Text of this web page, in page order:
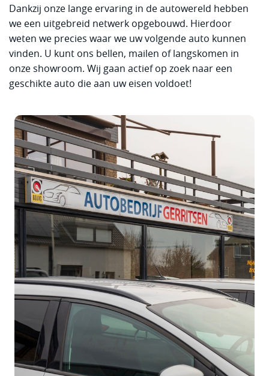
Dankzij onze lange ervaring in de autowereld hebben
we een uitgebreid netwerk opgebouwd. Hierdoor
weten we precies waar we uw volgende auto kunnen
vinden. U kunt ons bellen, mailen of langskomen in
onze showroom. Wij gaan actief op zoek naar een
geschikte auto die aan uw eisen voldoet!